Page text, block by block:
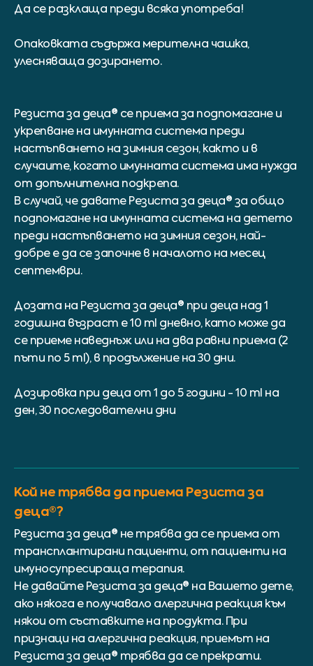
Да се разклаща преди всяка употреба!
Опаковката съдържа мерителна чашка,
улесняваща дозирането.
Резиста за деца® се приема за подпомагане и
укрепване на имунната система преди
настъпването на зимния сезон, както и в
случаите, когато имунната система има нужда
от допълнителна подкрепа.
В случай, че давате Резиста за деца® за общо
подпомагане на имунната система на детето
преди настъпването на зимния сезон, най-
добре е да се започне в началото на месец
септември.
Дозата на Резиста за деца® при деца над 1
годишна възраст е 10 ml дневно, като може да
се приеме наведнъж или на два равни приема (2
пъти по 5 ml), в продължение на 30 дни.
Дозировка при деца от 1 до 5 години - 10 ml на
ден, 30 последователни дни
Кой не трябва да приема Резиста за
деца®?
Резиста за деца® не трябва да се приема от
трансплантирани пациенти, от пациенти на
имуносупресираща терапия.
Не давайте Резиста за деца® на Вашето дете,
ако някога е получавало алергична реакция към
някои от съставките на продукта. При
признаци на алергична реакция, приемът на
Резиста за деца® трябва да се прекрати.